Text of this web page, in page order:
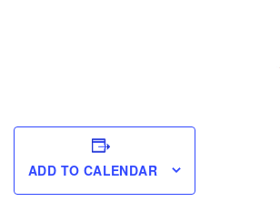
ADD TO CALENDAR